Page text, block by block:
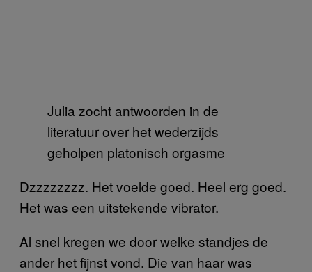
Julia zocht antwoorden in de
literatuur over het wederzijds
geholpen platonisch orgasme
Dzzzzzzzz. Het voelde goed. Heel erg goed.
Het was een uitstekende vibrator.
Al snel kregen we door welke standjes de
ander het fijnst vond. Die van haar was